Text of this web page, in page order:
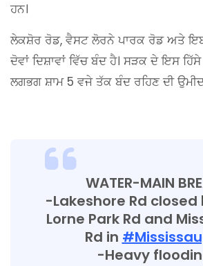
ਹਨ।
ਲੇਕਸ਼ੋਰ ਰੋਡ, ਵੈਸਟ ਲੋਰਨੇ ਪਾਰਕ ਰੋਡ ਅਤੇ
ਦੋਵਾਂ ਦਿਸ਼ਾਵਾਂ ਵਿੱਚ ਬੰਦ ਹੈ। ਸੜਕ ਦੇ ਇਸ
ਲਗਭਗ ਸ਼ਾਮ 5 ਵਜੇ ਤੱਕ ਬੰਦ ਰਹਿਣ ਦੀ
WATER-MAIN
-Lakeshore Rd
Lorne Park Rd and
Rd in
-Heavy